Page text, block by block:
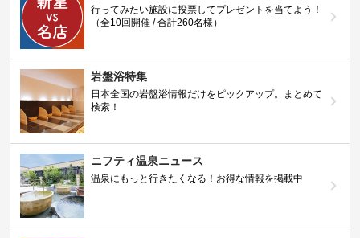
行ってみたい施設に投票してプレゼントを当てよう！
（全10回開催 / 合計260名様）
岩盤浴特集
日本全国の岩盤浴情報だけをピックアップ。まとめて
検索！
ニフティ温泉ニュース
温泉にもっと行きたくなる！お得な情報を掲載中